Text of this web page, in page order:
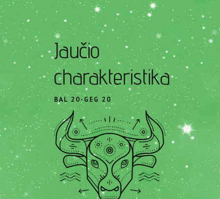
Jaučio
charakteristika
BAL 20-GEG 20